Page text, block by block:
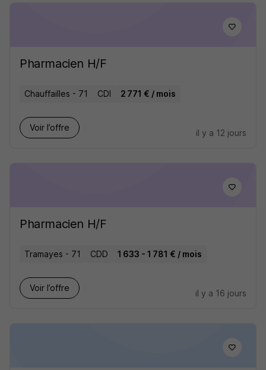
Pharmacien H/F
Chauffailles - 71 CDI 2 771 € / mois
Voir l’offre
il y a 12 jours
Pharmacien H/F
Tramayes - 71 CDD 1 633 - 1 781 € / mois
Voir l’offre
il y a 16 jours